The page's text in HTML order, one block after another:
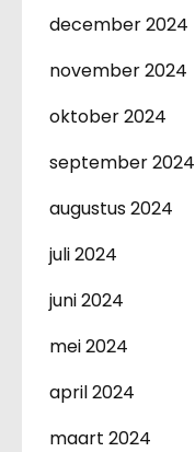
december 2024
november 2024
oktober 2024
september 2024
augustus 2024
juli 2024
juni 2024
mei 2024
april 2024
maart 2024